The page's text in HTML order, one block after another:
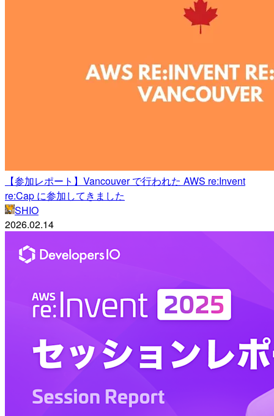
【参加レポート】Vancouver で行われた AWS re:Invent
re:Cap に参加してきました
SHIO
2026.02.14